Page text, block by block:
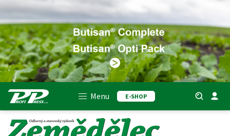
Menu E-SHOP